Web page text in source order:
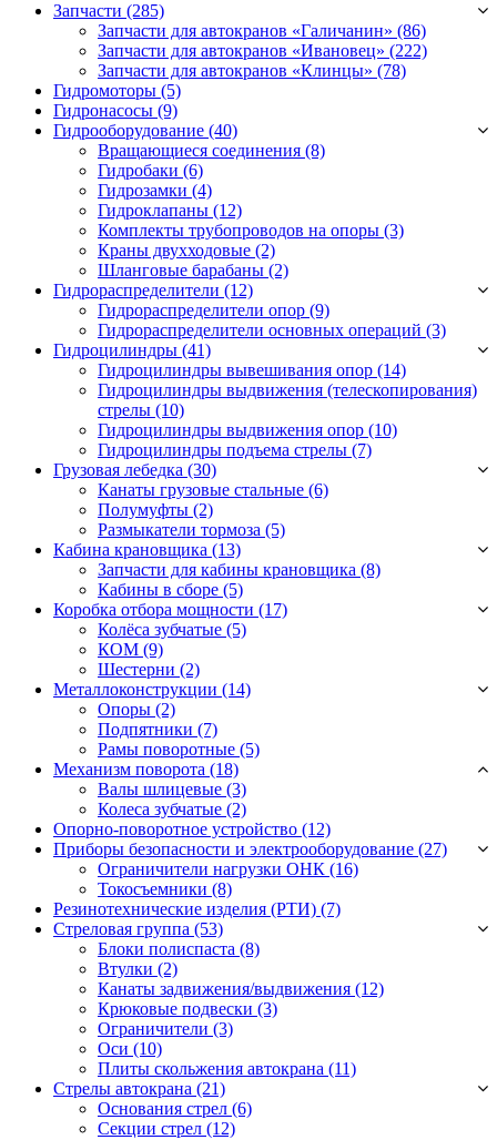
Запчасти (285)
Запчасти для автокранов «Галичанин» (86)
Запчасти для автокранов «Ивановец» (222)
Запчасти для автокранов «Клинцы» (78)
Гидромоторы (5)
Гидронасосы (9)
Гидрооборудование (40)
Вращающиеся соединения (8)
Гидробаки (6)
Гидрозамки (4)
Гидроклапаны (12)
Комплекты трубопроводов на опоры (3)
Краны двухходовые (2)
Шланговые барабаны (2)
Гидрораспределители (12)
Гидрораспределители опор (9)
Гидрораспределители основных операций (3)
Гидроцилиндры (41)
Гидроцилиндры вывешивания опор (14)
Гидроцилиндры выдвижения (телескопирования)
стрелы (10)
Гидроцилиндры выдвижения опор (10)
Гидроцилиндры подъема стрелы (7)
Грузовая лебедка (30)
Канаты грузовые стальные (6)
Полумуфты (2)
Размыкатели тормоза (5)
Кабина крановщика (13)
Запчасти для кабины крановщика (8)
Кабины в сборе (5)
Коробка отбора мощности (17)
Колёса зубчатые (5)
КОМ (9)
Шестерни (2)
Металлоконструкции (14)
Опоры (2)
Подпятники (7)
Рамы поворотные (5)
Механизм поворота (18)
Валы шлицевые (3)
Колеса зубчатые (2)
Опорно-поворотное устройство (12)
Приборы безопасности и электрооборудование (27)
Ограничители нагрузки ОНК (16)
Токосъемники (8)
Резинотехнические изделия (РТИ) (7)
Стреловая группа (53)
Блоки полиспаста (8)
Втулки (2)
Канаты задвижения/выдвижения (12)
Крюковые подвески (3)
Ограничители (3)
Оси (10)
Плиты скольжения автокрана (11)
Стрелы автокрана (21)
Основания стрел (6)
Секции стрел (12)